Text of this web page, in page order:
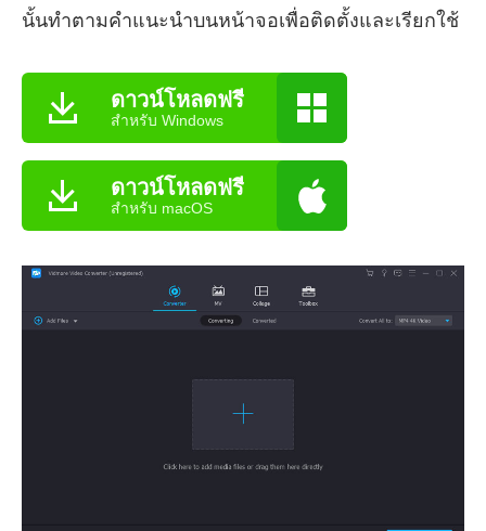
นั้นทำตามคำแนะนำบนหน้าจอเพื่อติดตั้งและเรียกใช้
ดาวน์โหลดฟรี
สำหรับ Windows
ดาวน์โหลดฟรี
สำหรับ macOS